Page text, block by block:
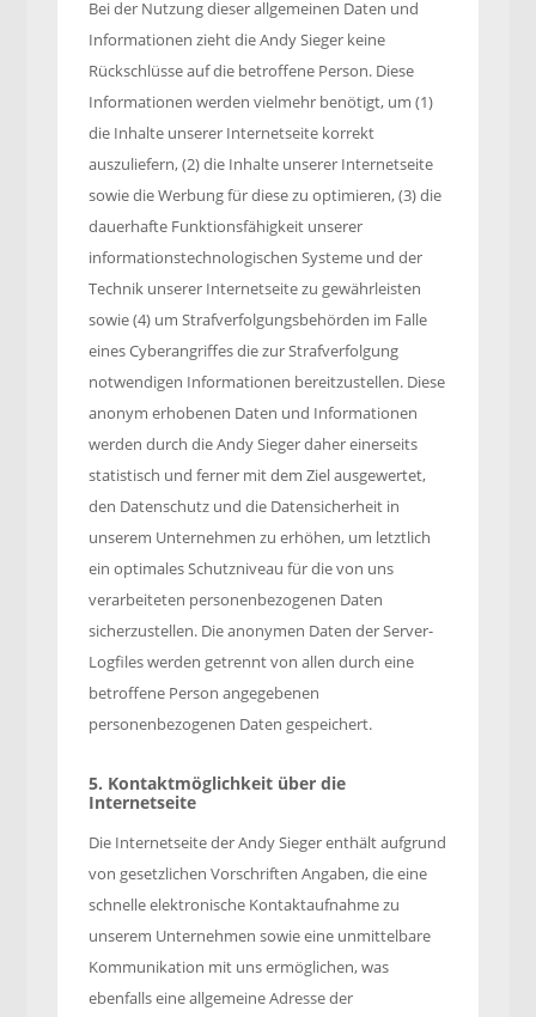
Bei der Nutzung dieser allgemeinen Daten und
Informationen zieht die Andy Sieger keine
Rückschlüsse auf die betroffene Person. Diese
Informationen werden vielmehr benötigt, um (1)
die Inhalte unserer Internetseite korrekt
auszuliefern, (2) die Inhalte unserer Internetseite
sowie die Werbung für diese zu optimieren, (3) die
dauerhafte Funktionsfähigkeit unserer
informationstechnologischen Systeme und der
Technik unserer Internetseite zu gewährleisten
sowie (4) um Strafverfolgungsbehörden im Falle
eines Cyberangriffes die zur Strafverfolgung
notwendigen Informationen bereitzustellen. Diese
anonym erhobenen Daten und Informationen
werden durch die Andy Sieger daher einerseits
statistisch und ferner mit dem Ziel ausgewertet,
den Datenschutz und die Datensicherheit in
unserem Unternehmen zu erhöhen, um letztlich
ein optimales Schutzniveau für die von uns
verarbeiteten personenbezogenen Daten
sicherzustellen. Die anonymen Daten der Server-
Logfiles werden getrennt von allen durch eine
betroffene Person angegebenen
personenbezogenen Daten gespeichert.
5. Kontaktmöglichkeit über die
Internetseite
Die Internetseite der Andy Sieger enthält aufgrund
von gesetzlichen Vorschriften Angaben, die eine
schnelle elektronische Kontaktaufnahme zu
unserem Unternehmen sowie eine unmittelbare
Kommunikation mit uns ermöglichen, was
ebenfalls eine allgemeine Adresse der